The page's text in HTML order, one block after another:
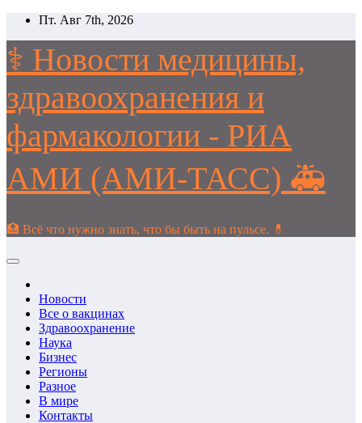
Перейти
содержимому
Пт. Авг 7th, 2026
⚕️ Новости медицины,
здравоохранения и
фармакологии - РИА
АМИ (АМИ-ТАСС) 🚑
🏥 Всё что нужно знать, что бы быть на пульсе. 💊
Новости
Все о вакцинах
Здравоохранение
Наука
Бизнес
Регионы
Разное
В мире
Контакты